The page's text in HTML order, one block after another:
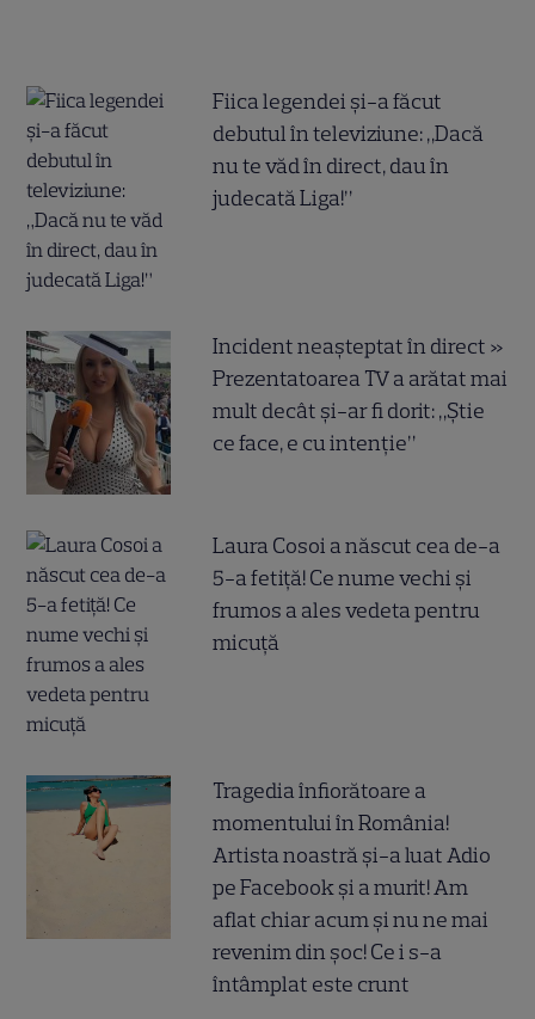
Fiica legendei și-a făcut
debutul în televiziune: „Dacă
nu te văd în direct, dau în
judecată Liga!”
Incident neașteptat în direct »
Prezentatoarea TV a arătat mai
mult decât și-ar fi dorit: „Știe
ce face, e cu intenție”
Laura Cosoi a născut cea de-a
5-a fetiță! Ce nume vechi și
frumos a ales vedeta pentru
micuță
Tragedia înfiorătoare a
momentului în România!
Artista noastră și-a luat Adio
pe Facebook și a murit! Am
aflat chiar acum și nu ne mai
revenim din șoc! Ce i s-a
întâmplat este crunt